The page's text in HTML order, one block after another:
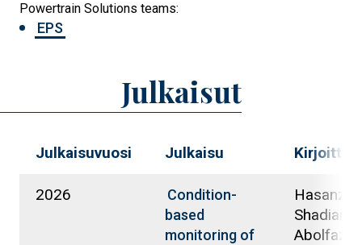
Powertrain Solutions teams:
EPS
Julkaisut
Julkaisuvuosi Julkaisu
2026
Condition-
based
monitoring of
Shadiani,
Abolfazl;